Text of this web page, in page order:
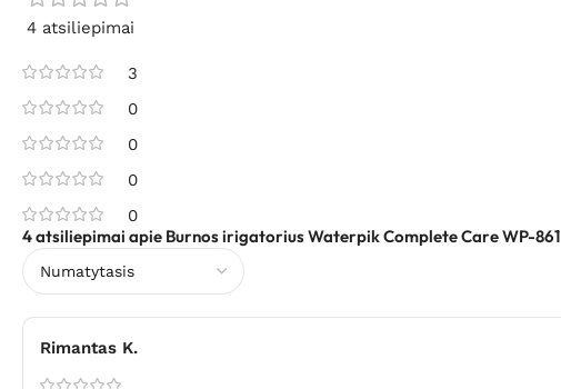
4 atsiliepimai
3
0
0
0
0
4 atsiliepimai apie Burnos irigatorius Waterpik Complete Care WP-861
Rimantas K.